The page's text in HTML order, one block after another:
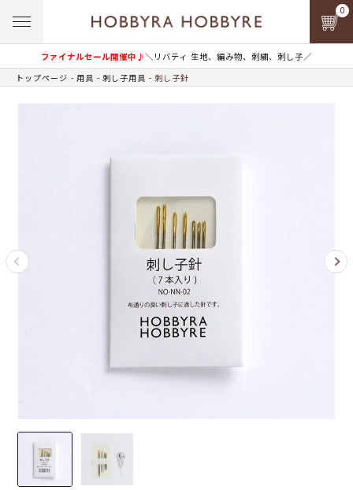
ファイナルセール開催中♪＼リバティ 生地、編み物、刺繍、刺し子／
0
トップページ 用具 刺し子用具 刺し子針